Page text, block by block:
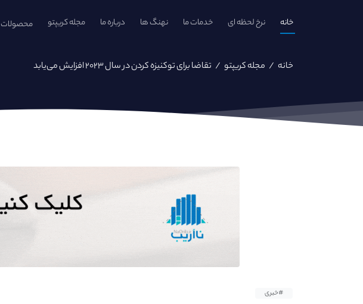
خانه نرخ لحظه ای خدمات ما نهنگ ها درباره ما مجله کریپتو محصولات
خانه / مجله کریپتو / تقاضا برای توکنیزه‌ کردن در سال ۲۰۲۳ افزایش می‌یابد
#خبری